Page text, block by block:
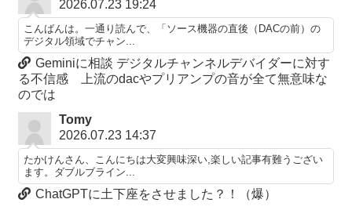
2026.07.23 19:24
こんばんは。一通り読んで、「ソース機器の直後（DACの前）の
デジタル領域でチャン...
Geminiに相談 デジタルチャンネルデバイダーに対す
る不信感 上流のdacやプリアンプの音が全て無意味な
のでは
Tomy
2026.07.23 14:37
たかけんさん、こんにちは大変興味深い,楽しい記事有難うござい
ます。ダブルブライン...
ChatGPTに土下座をさせました？！（爆）